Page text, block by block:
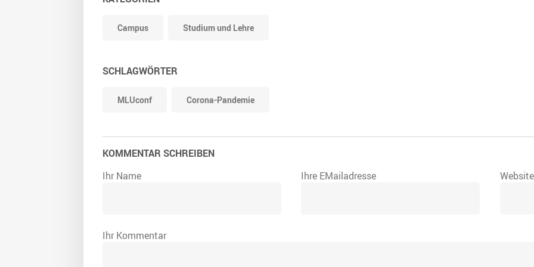
Campus Studium und Lehre
SCHLAGWÖRTER
MLUconf Corona-Pandemie
KOMMENTAR SCHREIBEN
Ihr Name
Ihre EMailadresse
Ihr Kommentar